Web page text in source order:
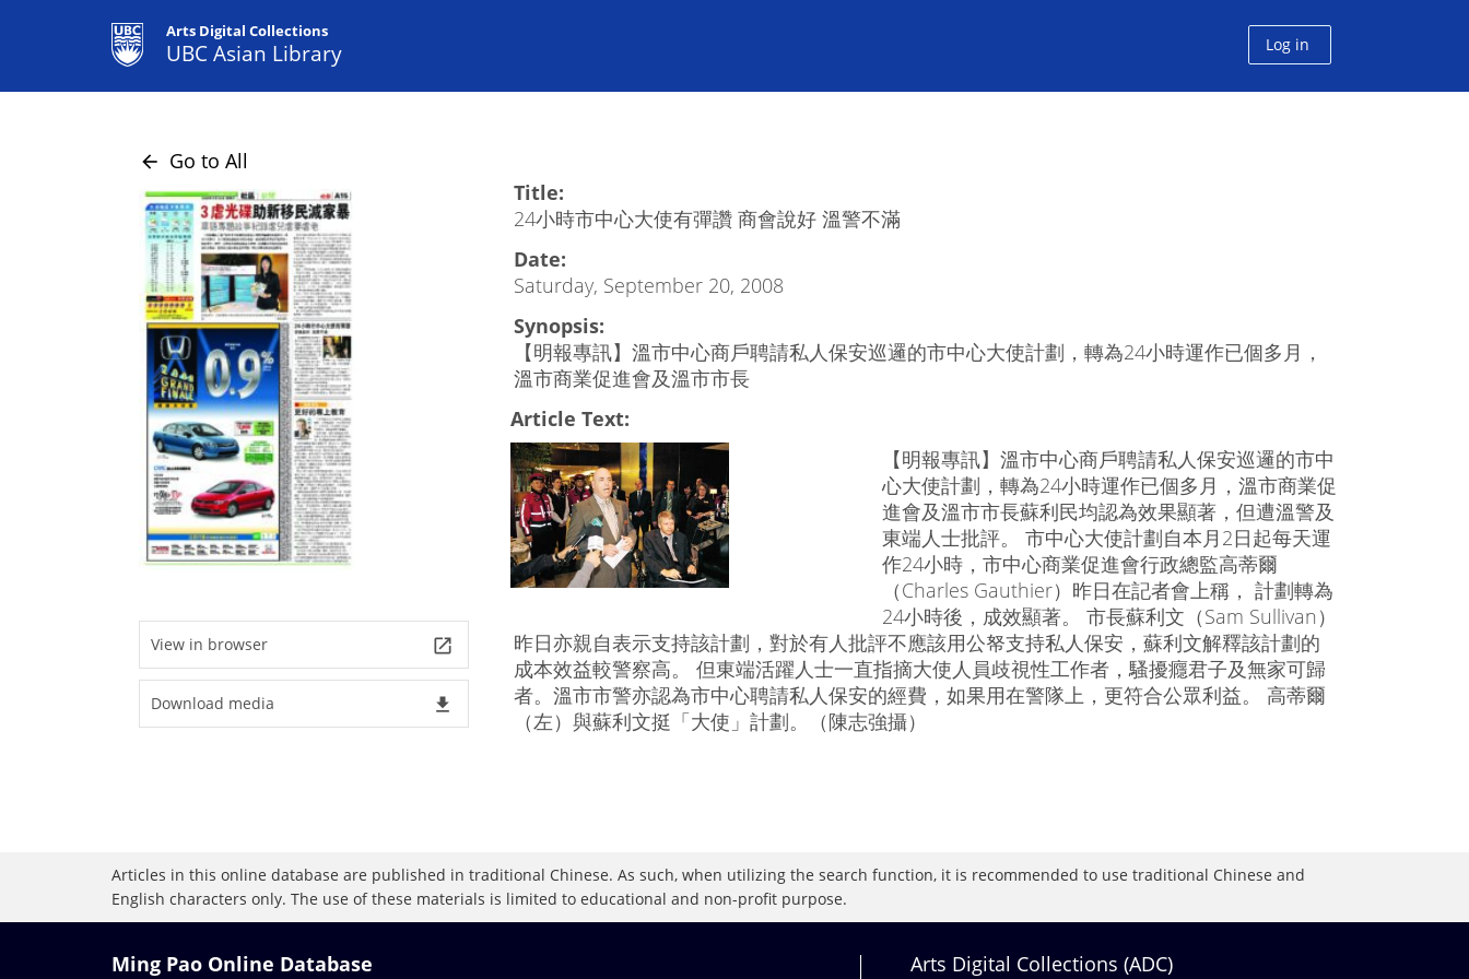
Arts Digital Collections
UBC Asian Library Log in
arrow_back Go to All
View in browser launch
Download media file_download
Title:
24小時市中心大使有彈讚 商會說好 溫警不滿
Date:
Saturday, September 20, 2008
Synopsis:
【明報專訊】溫市中心商戶聘請私人保安巡邏的市中心大使計劃，轉為24小時運作已個多月，
溫市商業促進會及溫市市長
Article Text:
【明報專訊】溫市中心商戶聘請私人保安巡邏的市中
心大使計劃，轉為24小時運作已個多月，溫市商業促
進會及溫市市長蘇利民均認為效果顯著，但遭溫警及
東端人士批評。 市中心大使計劃自本月2日起每天運
作24小時，市中心商業促進會行政總監高蒂爾
（Charles Gauthier）昨日在記者會上稱， 計劃轉為
24小時後，成效顯著。 市長蘇利文（Sam Sullivan）
昨日亦親自表示支持該計劃，對於有人批評不應該用公帑支持私人保安，蘇利文解釋該計劃的
成本效益較警察高。 但東端活躍人士一直指摘大使人員歧視性工作者，騷擾癮君子及無家可歸
者。溫市市警亦認為市中心聘請私人保安的經費，如果用在警隊上，更符合公眾利益。 高蒂爾
（左）與蘇利文挺「大使」計劃。（陳志強攝）
Articles in this online database are published in traditional Chinese. As such, when utilizing the search function, it is recommended to use traditional Chinese and
English characters only. The use of these materials is limited to educational and non-profit purpose.
Ming Pao Online Database
Arts Digital Collections (ADC)